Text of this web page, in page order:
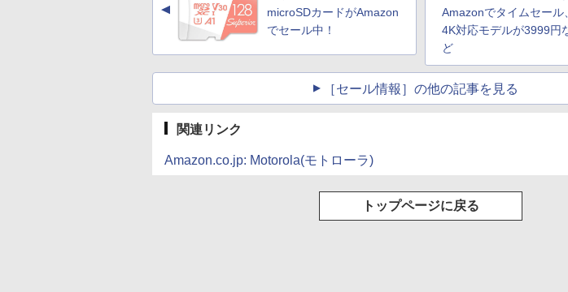
▲
microSDカードがAmazon
でセール中！
Amazonでタイムセール、
4K対応モデルが3999円
ど
［セール情報］の他の記事を見る
関連リンク
Amazon.co.jp: Motorola(モトローラ)
トップページに戻る